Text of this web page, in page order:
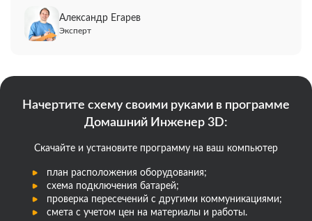
Александр Егарев
Эксперт
Начертите схему своими руками в программе
Домашний Инженер 3D:
Скачайте и установите программу на ваш компьютер
план расположения оборудования;
схема подключения батарей;
проверка пересечений с другими коммуникациями;
смета с учетом цен на материалы и работы.